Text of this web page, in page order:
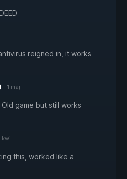
reigned in, it works
1 maj
game but still works
kwi
this, worked like a